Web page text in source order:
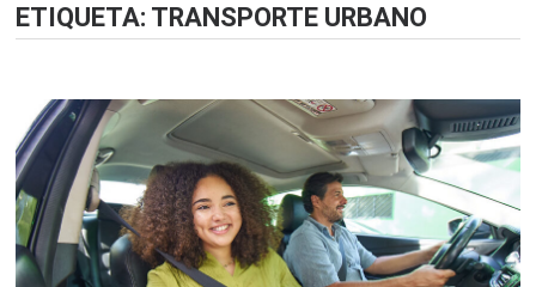
ETIQUETA: TRANSPORTE URBANO